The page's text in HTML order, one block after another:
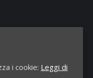
i cookie: Leggi di